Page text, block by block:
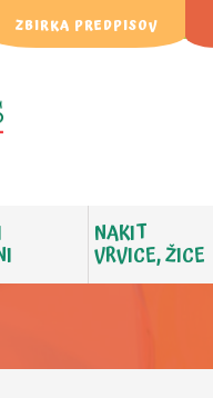
ZBIRKA PREDPISOV
NAKIT
VRVICE, ŽICE